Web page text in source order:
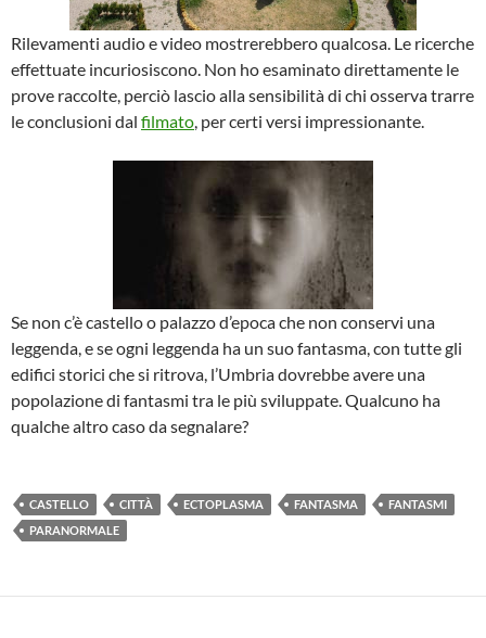
Rilevamenti audio e video mostrerebbero qualcosa. Le ricerche
effettuate incuriosiscono. Non ho esaminato direttamente le
prove raccolte, perciò lascio alla sensibilità di chi osserva trarre
le conclusioni dal filmato, per certi versi impressionante.
Se non c’è castello o palazzo d’epoca che non conservi una
leggenda, e se ogni leggenda ha un suo fantasma, con tutte gli
edifici storici che si ritrova, l’Umbria dovrebbe avere una
popolazione di fantasmi tra le più sviluppate. Qualcuno ha
qualche altro caso da segnalare?
CASTELLO CITTÀ ECTOPLASMA FANTASMA
FANTASMI
PARANORMALE